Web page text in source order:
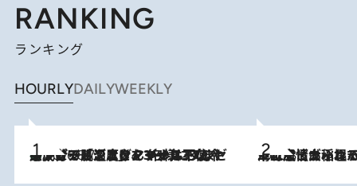
RANKING
ランキング
HOURLYDAILYWEEKLY
2026.8.7
メントールやエタノールは不使用。ピジョンより、マイルドな冷感成分で肌温度をマイナス3℃まで下げる「ごきげんクール ひんやりアクアミスト」を3名様にプレゼント 2026.8.5
下町風情あふれる台北屈指の人気エリア・大稲埕でセンスのいい台湾土産《ヴ